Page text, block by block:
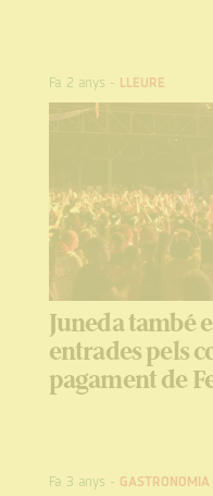
Fa 2 anys - LLEURE
Juneda també
entrades pels
pagament de
Fa 3 anys - GASTRONOMIA